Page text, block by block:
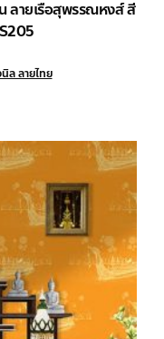
ลายเรือสุพรรณหงส์ สี
นิล ลายไทย